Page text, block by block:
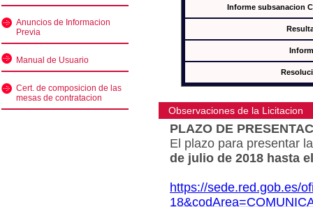
Anuncios de Informacion
Previa
Manual de Usuario
Cert. de composicion de las
mesas de contratacion
Informe subsanacion
Observaciones de la Licitacion
PLAZO DE
El plazo para presentar
de julio de 2018 hasta
https://sede.red.gob.es/